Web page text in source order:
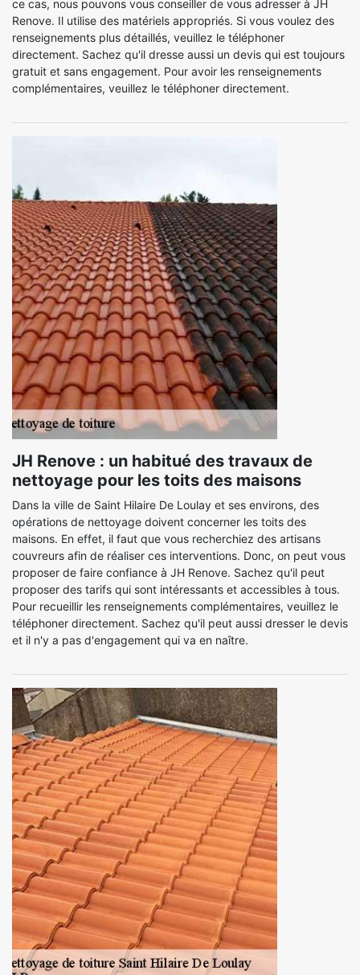
ce cas, nous pouvons vous conseiller de vous adresser à JH
Renove. Il utilise des matériels appropriés. Si vous voulez des
renseignements plus détaillés, veuillez le téléphoner
directement. Sachez qu'il dresse aussi un devis qui est toujours
gratuit et sans engagement. Pour avoir les renseignements
complémentaires, veuillez le téléphoner directement.
JH Renove : un habitué des travaux de
nettoyage pour les toits des maisons
Dans la ville de Saint Hilaire De Loulay et ses environs, des
opérations de nettoyage doivent concerner les toits des
maisons. En effet, il faut que vous recherchiez des artisans
couvreurs afin de réaliser ces interventions. Donc, on peut vous
proposer de faire confiance à JH Renove. Sachez qu'il peut
proposer des tarifs qui sont intéressants et accessibles à tous.
Pour recueillir les renseignements complémentaires, veuillez le
téléphoner directement. Sachez qu'il peut aussi dresser le devis
et il n'y a pas d'engagement qui va en naître.